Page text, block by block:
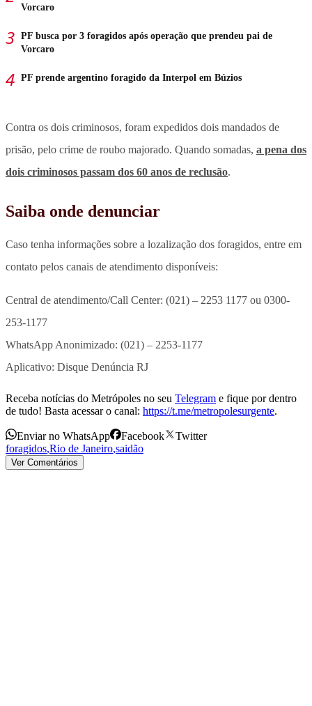
Vorcaro
PF busca por 3 foragidos após operação que prendeu pai de
Vorcaro
PF prende argentino foragido da Interpol em Búzios
Contra os dois criminosos, foram expedidos dois mandados de
prisão, pelo crime de roubo majorado. Quando somadas, a pena dos
dois criminosos passam dos 60 anos de reclusão.
Saiba onde denunciar
Caso tenha informações sobre a lozalização dos foragidos, entre em
contato pelos canais de atendimento disponíveis:
Central de atendimento/Call Center: (021) – 2253 1177 ou 0300-
253-1177
WhatsApp Anonimizado: (021) – 2253-1177
Aplicativo: Disque Denúncia RJ
Receba notícias do Metrópoles no seu Telegram e fique por dentro
de tudo! Basta acessar o canal: https://t.me/metropolesurgente.
Enviar no WhatsApp Facebook
Twitter
foragidos,Rio de Janeiro,saidão
Ver Comentários